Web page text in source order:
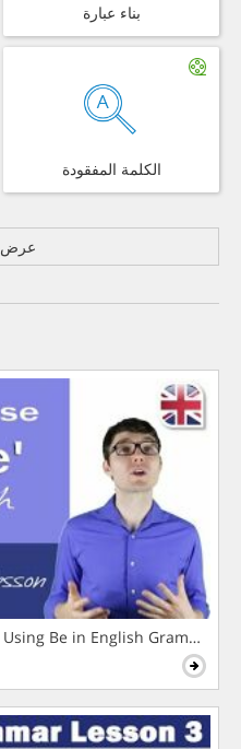
بناء عبارة
الكلمة المفقودة
عرض
Be in English Grammar